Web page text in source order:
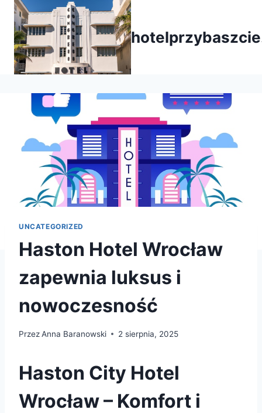
Przejdź
treści
UNCATEGORIZED
Haston Hotel Wrocław
zapewnia luksus i
nowoczesność
PrzezAnna Baranowski 2 sierpnia, 2025
Haston City Hotel
Wrocław – Komfort i